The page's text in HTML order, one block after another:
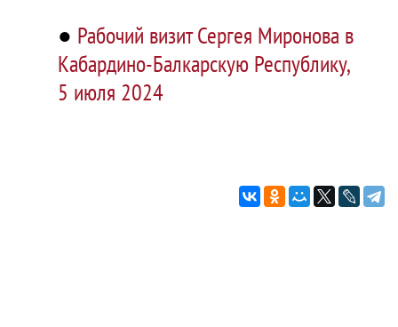
● Рабочий визит Сергея Миронова в
Кабардино-Балкарскую Республику,
5 июля 2024